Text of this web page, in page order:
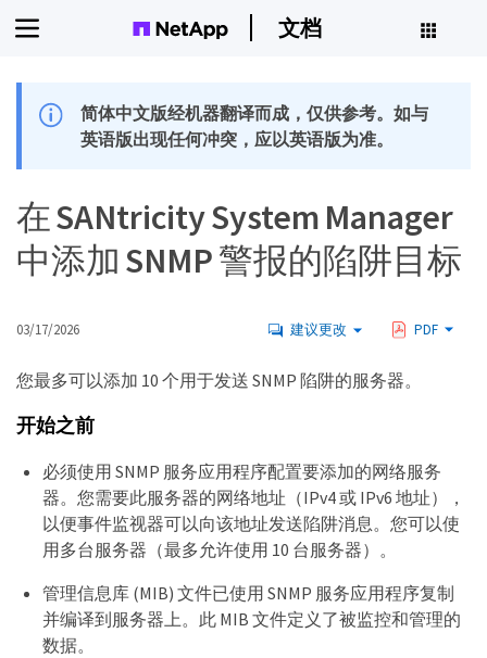
文档
简体中文版经机器翻译而成，仅供参考。如与
英语版出现任何冲突，应以英语版为准。
在 SANtricity System Manager
中添加 SNMP 警报的陷阱目标
03/17/2026 建议更改 PDF
您最多可以添加 10 个用于发送 SNMP 陷阱的服务器。
开始之前
必须使用 SNMP 服务应用程序配置要添加的网络服务
器。您需要此服务器的网络地址（IPv4 或 IPv6 地址），
以便事件监视器可以向该地址发送陷阱消息。您可以使
用多台服务器（最多允许使用 10 台服务器）。
管理信息库 (MIB) 文件已使用 SNMP 服务应用程序复制
并编译到服务器上。此 MIB 文件定义了被监控和管理的
数据。